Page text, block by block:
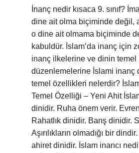
İnanç nedir kısaca 9. sınıf?
dine ait olma biçiminde değil,
o dine ait olmama biçiminde
kabuldür. İslam’da inanç için
inanç ilkelerine ve dinin temel
düzenlemelerine İslami inanç
temel özellikleri nelerdir?
Temel Özelliği – Yeni Ahit
dinidir. Ruha önem verir.
Rahatlık dinidir. Barış dinidir.
Aşırılıkların olmadığı bir
ahiret dinidir. İslam inancı